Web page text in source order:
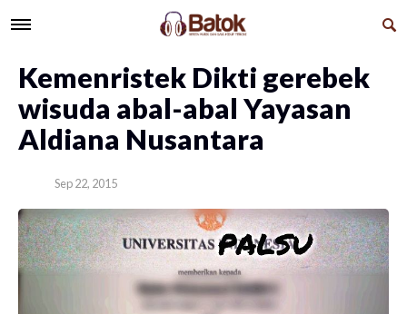
​Kemenristek Dikti gerebek
wisuda abal-abal Yayasan
Aldiana Nusantara
Sep 22, 2015